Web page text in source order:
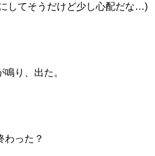
してそうだけど少し心配だな…)
り、出た。
わった？